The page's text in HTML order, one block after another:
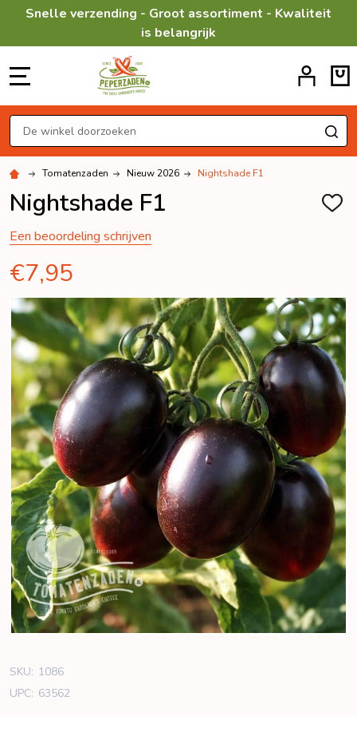
Snelle verzending - Groot assortiment - Kwaliteit
is belangrijk
Zoeken
Tomatenzaden Nieuw 2026 Nightshade F1
Nightshade F1
Een beoordeling schrijven
€7,95
SKU: 1086
UPC: 63562